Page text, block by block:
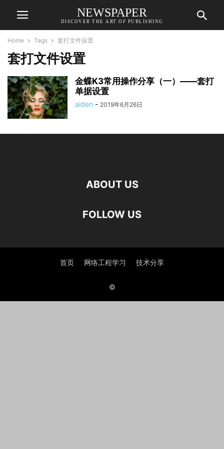
NEWSPAPER
DISCOVER THE ART OF PUBLISHING
Home Tags 套打文件设置
套打文件设置
金蝶K3常用操作分享（一）——套打
单据设置
aiden - 2019年6月26日
ABOUT US
FOLLOW US
首页 网络工程学习 技术分享
©